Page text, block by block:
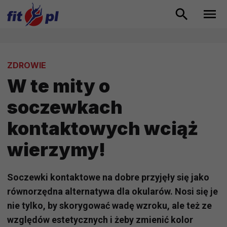
ZDROWIE
W te mity o
soczewkach
kontaktowych wciąż
wierzymy!
Soczewki kontaktowe na dobre przyjęły się jako
równorzędna alternatywa dla okularów. Nosi się je
nie tylko, by skorygować wadę wzroku, ale też ze
względów estetycznych i żeby zmienić kolor